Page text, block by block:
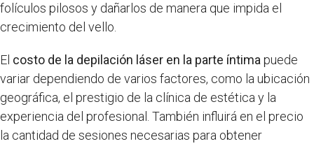
folículos pilosos y dañarlos de manera que impida el
crecimiento del vello.
El costo de la depilación láser en la parte íntimapuede
variar dependiendo de varios factores, como la ubicación
geográfica, el prestigio de la clínica de estética y la
experiencia del profesional. También influirá en el precio
la cantidad de sesiones necesarias para obtener